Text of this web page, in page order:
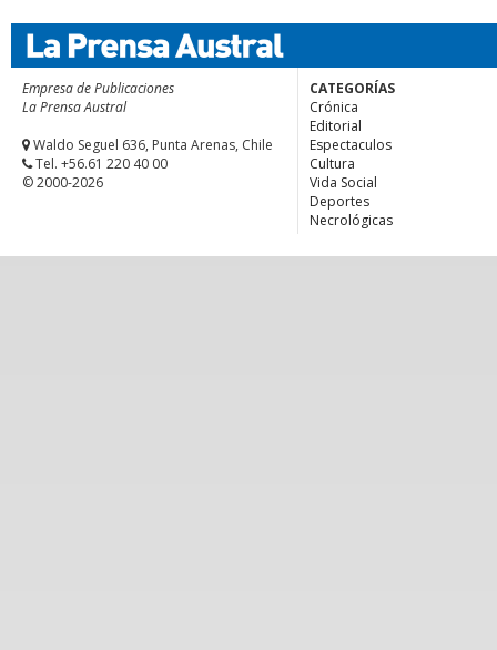
Empresa de Publicaciones
La Prensa Austral
Waldo Seguel 636, Punta Arenas, Chile
Tel. +56.61 220 40 00
© 2000-2026
CATEGORÍAS
Crónica
Editorial
Espectaculos
Cultura
Vida Social
Deportes
Necrológicas